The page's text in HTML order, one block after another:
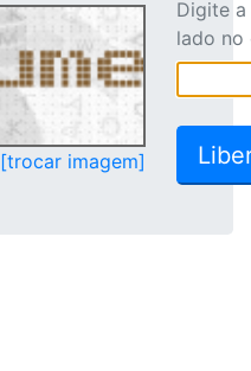
[trocar imagem]
Digite
lado no